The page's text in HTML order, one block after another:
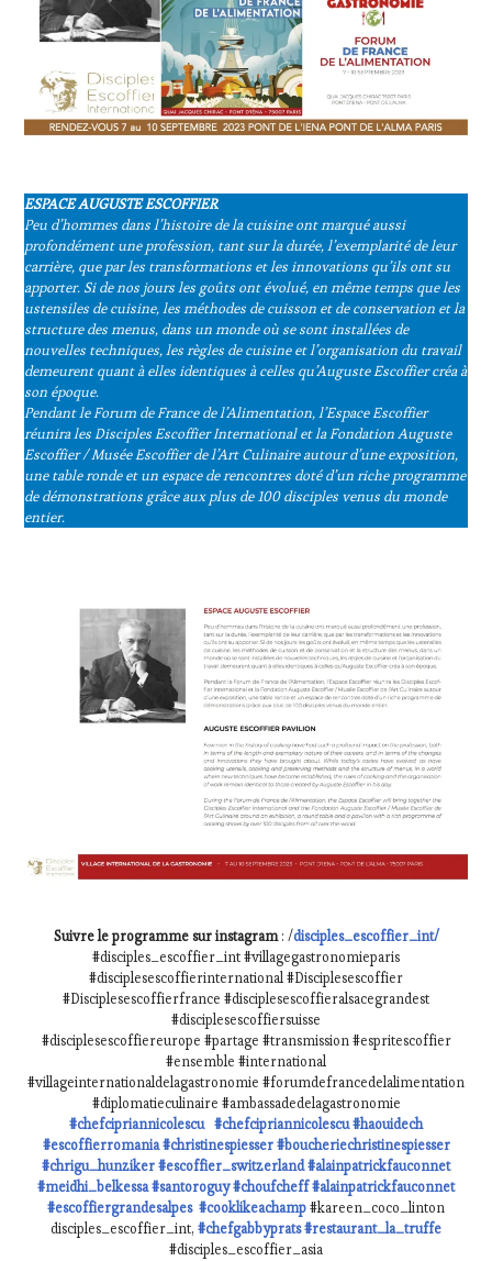
ESPACE AUGUSTE ESCOFFIER
Peu d’hommes dans l’histoire de la cuisine ont marqué aussi
profondément une profession, tant sur la durée, l’exemplarité de leur
carrière, que par les transformations et les innovations qu’ils ont su
apporter. Si de nos jours les goûts ont évolué, en même temps que les
ustensiles de cuisine, les méthodes de cuisson et de conservation et la
structure des menus, dans un monde où se sont installées de
nouvelles techniques, les règles de cuisine et l’organisation du travail
demeurent quant à elles identiques à celles qu’Auguste Escoffier créa à
son époque.
Pendant le Forum de France de l’Alimentation, l’Espace Escoffier
réunira les Disciples Escoffier International et la Fondation Auguste
Escoffier / Musée Escoffier de l’Art Culinaire autour d’une exposition,
une table ronde et un espace de rencontres doté d’un riche programme
de démonstrations grâce aux plus de 100 disciples venus du monde
entier.
Suivre le programme sur instagram: /disciples_escoffier_int/
#disciples_escoffier_int #villagegastronomieparis
#disciplesescoffierinternational #Disciplesescoffier
#Disciplesescoffierfrance #disciplesescoffieralsacegrandest
#disciplesescoffiersuisse
#disciplesescoffiereurope #partage #transmission #espritescoffier
#ensemble #international
#villageinternationaldelagastronomie #forumdefrancedelalimentation
#diplomatieculinaire #ambassadedelagastronomie
#chefcipriannicolescu #chefcipriannicolescu#haouidech
#escoffierromania #christinespiesser #boucheriechristinespiesser
#chrigu_hunziker#escoffier_switzerland#alainpatrickfauconnet
#meidhi_belkessa#santoroguy#choufcheff#alainpatrickfauconnet
#escoffiergrandesalpes #cooklikeachamp#kareen_coco_linton
disciples_escoffier_int, #chefgabbyprats#restaurant_la_truffe
#disciples_escoffier_asia